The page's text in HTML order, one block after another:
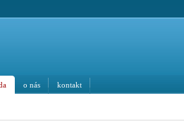
o nás kontakt